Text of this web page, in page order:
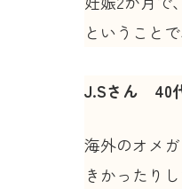
ということ
J.Sさん 40
海外のオメ
きかったり